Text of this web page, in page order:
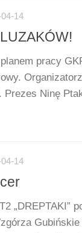
14
pracy
Prezes Ninę
14
„DREPTAKI”